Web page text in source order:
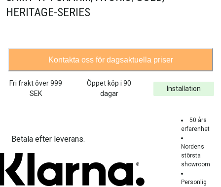
HERITAGE-SERIES
Kontakta oss för dagsaktuella priser
Fri frakt över999
SEK
Öppet köp i 90
dagar
Installation
Betala efter leverans.
50 års
erfarenhet
Nordens
största
showroom
Personlig